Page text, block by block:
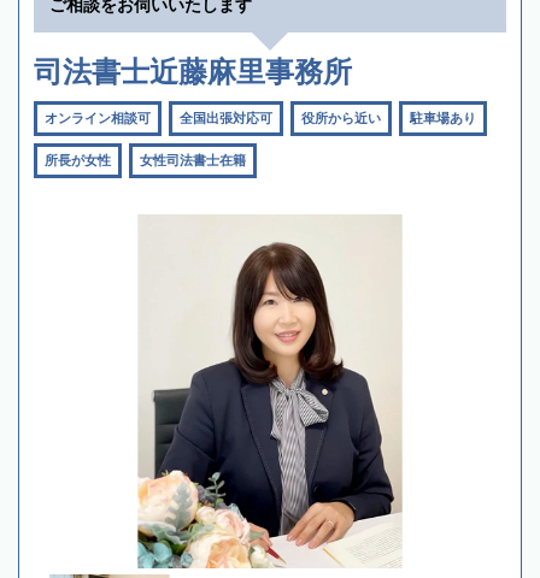
ご相談をお伺いいたします
司法書士近藤麻里事務所
オンライン相談可 全国出張対応可 役所から近い 駐車場あり
所長が女性 女性司法書士在籍